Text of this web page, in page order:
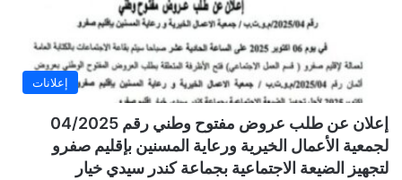
إعلانات
إعلان عن طلب عروض مفتوح وطني رقم 04/2025
لجمعية الأعمال الخيرية ورعاية المسنين بإقليم صفرو
لتجهيز الضيعة الاجتماعية بجماعة كندر سيدي خيار